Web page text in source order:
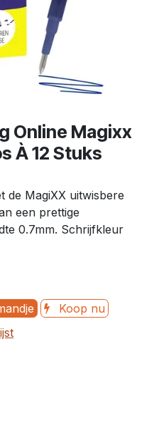
Online Magixx
À 12 Stuks
de MagiXX uitwisbere
een prettige
0.7mm. Schrijfkleur
Koop nu